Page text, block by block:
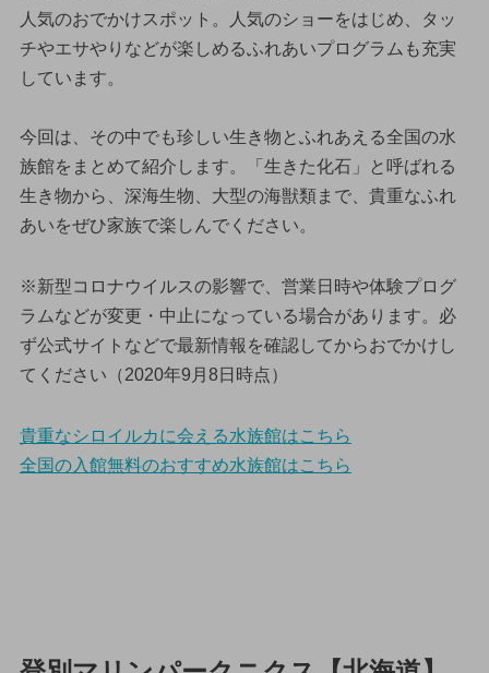
人気のおでかけスポット。人気のショーをはじめ、タッ
チやエサやりなどが楽しめるふれあいプログラムも充実
しています。
今回は、その中でも珍しい生き物とふれあえる全国の水
族館をまとめて紹介します。「生きた化石」と呼ばれる
生き物から、深海生物、大型の海獣類まで、貴重なふれ
あいをぜひ家族で楽しんでください。
※新型コロナウイルスの影響で、営業日時や体験プログ
ラムなどが変更・中止になっている場合があります。必
ず公式サイトなどで最新情報を確認してからおでかけし
てください（2020年9月8日時点）
貴重なシロイルカに会える水族館はこちら
全国の入館無料のおすすめ水族館はこちら